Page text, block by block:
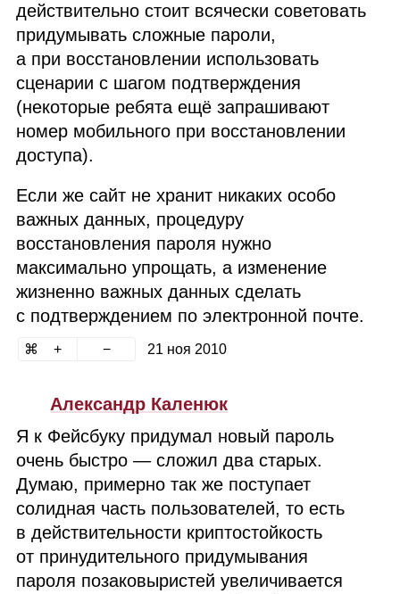
действительно стоит всячески советовать
придумывать сложные пароли,
а при восстановлении использовать
сценарии с шагом подтверждения
(некоторые ребята ещё запрашивают
номер мобильного при восстановлении
доступа).
Если же сайт не хранит никаких особо
важных данных, процедуру
восстановления пароля нужно
максимально упрощать, а изменение
жизненно важных данных сделать
с подтверждением по электронной почте.
21 ноя 2010
Александр Каленюк
Я к Фейсбуку придумал новый пароль
очень быстро — сложил два старых.
Думаю, примерно так же поступает
солидная часть пользователей, то есть
в действительности криптостойкость
от принудительного придумывания
пароля позаковыристей увеличивается